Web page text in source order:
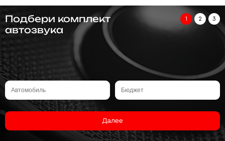
Подбери комплект
автозвука
1 2 3
Далее